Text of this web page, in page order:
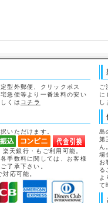
型外郵便、クリックポス
急便等より一番送料の安い
くは コチラ
いただけます。
天銀行・もご利用可能。
手数料に関しては、お客様
了承下さい。
応可能。
ご
に
し
島
第
ん
場
お
る
よ
て